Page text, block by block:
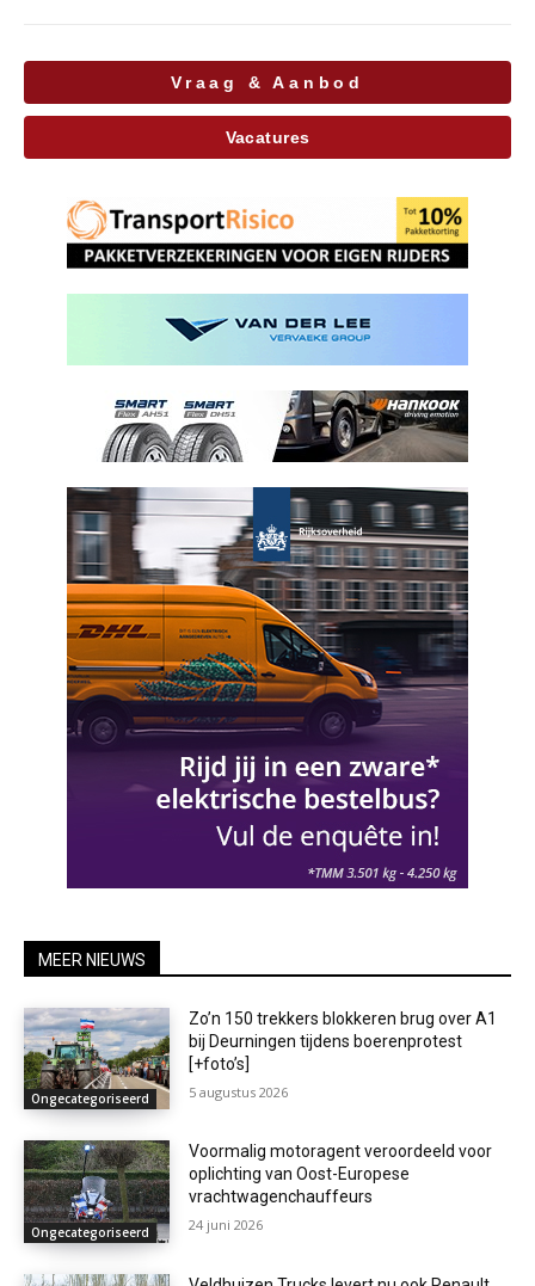
Vraag & Aanbod
Vacatures
MEER NIEUWS
Ongecategoriseerd
Zo’n 150 trekkers blokkeren brug over A1
bij Deurningen tijdens boerenprotest
[+foto’s]
5 augustus 2026
Ongecategoriseerd
Voormalig motoragent veroordeeld voor
oplichting van Oost-Europese
vrachtwagenchauffeurs
24 juni 2026